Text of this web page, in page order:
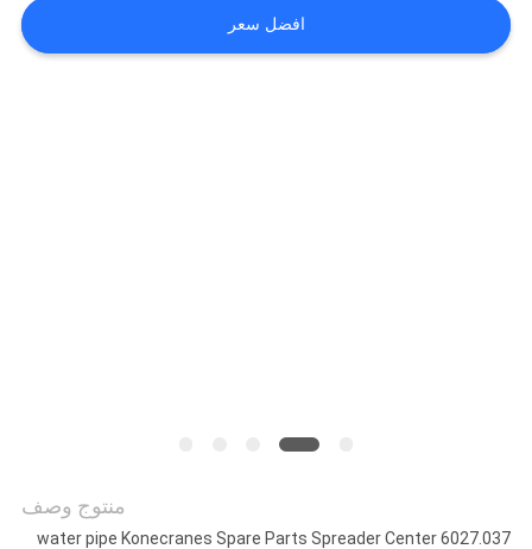
الجودة
افضل سعر
منتوج وصف
6027.037 water pipe Konecranes Spare Parts Spreader Center